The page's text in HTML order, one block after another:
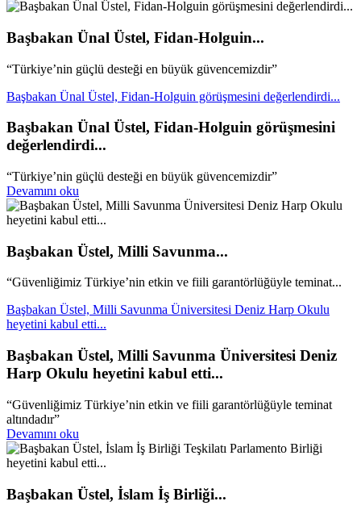
Başbakan Ünal Üstel, Fidan-Holguin...
“Türkiye’nin güçlü desteği en büyük güvencemizdir”
Başbakan Ünal Üstel, Fidan-Holguin görüşmesini değerlendirdi...
Başbakan Ünal Üstel, Fidan-Holguin görüşmesini
değerlendirdi...
“Türkiye’nin güçlü desteği en büyük güvencemizdir”
Devamını oku
Başbakan Üstel, Milli Savunma...
“Güvenliğimiz Türkiye’nin etkin ve fiili garantörlüğüyle teminat...
Başbakan Üstel, Milli Savunma Üniversitesi Deniz Harp Okulu
heyetini kabul etti...
Başbakan Üstel, Milli Savunma Üniversitesi Deniz
Harp Okulu heyetini kabul etti...
“Güvenliğimiz Türkiye’nin etkin ve fiili garantörlüğüyle teminat
altındadır”
Devamını oku
Başbakan Üstel, İslam İş Birliği...